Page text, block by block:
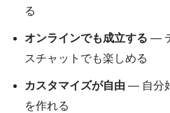
る
オンラインでも成立する —
スチャットでも楽しめる
カスタマイズが自由 — 自分
を作れる